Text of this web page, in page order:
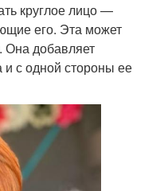
круглое лицо —
его. Эта может
Она добавляет
и с одной стороны ее